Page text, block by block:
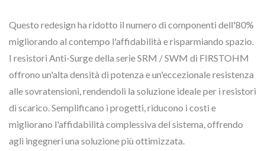
Questo redesign ha ridotto il numero di componenti dell'80%
migliorando al contempo l'affidabilità e risparmiando spazio.
I resistori Anti-Surge della serie SRM / SWM di FIRSTOHM
offrono un'alta densità di potenza e un'eccezionale resistenza
alle sovratensioni, rendendoli la soluzione ideale per i resistori
di scarico. Semplificano i progetti, riducono i costi e
migliorano l'affidabilità complessiva del sistema, offrendo
agli ingegneri una soluzione più ottimizzata.